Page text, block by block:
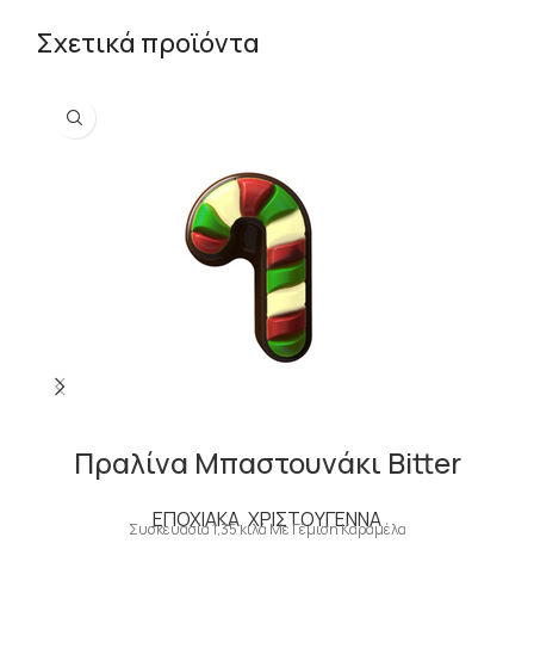
Σχετικά προϊόντα
Πραλίνα Μπαστουνάκι Bitter
ΕΠΟΧΙΑΚΑ, ΧΡΙΣΤΟΥΓΕΝΝΑ
Συσκευασία 1,35 κιλά Με Γέμιση Καραμέλα